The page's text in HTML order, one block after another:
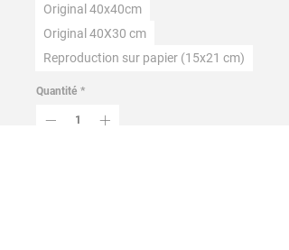
Original 40x40cm
Original 40X30 cm
Reproduction sur papier (15x21 cm)
Quantité *